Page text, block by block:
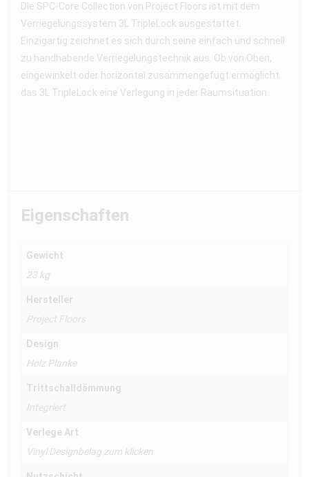
Die SPC-Core Collection von Project Floors ist mit dem
Verriegelungssystem 3L TripleLock ausgestattet.
Einzigartig zeichnet es sich durch seine einfach und schnell
zu handhabende Verriegelungstechnik aus. Ob von Oben,
eingewinkelt oder horizontal zusammengefügt ermöglicht
das 3L TripleLock eine Verlegung in jeder Raumsituation.
Eigenschaften
Gewicht
23 kg
Hersteller
Project Floors
Design
Holz Planke
Trittschalldämmung
Integriert
Verlege Art
Vinyl Designbelag zum klicken